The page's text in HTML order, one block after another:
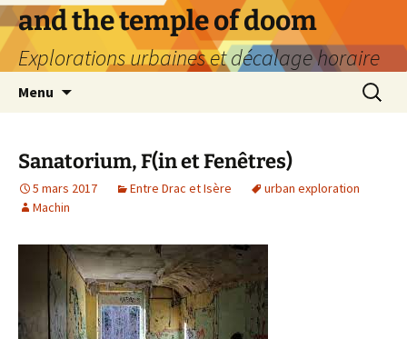
Aller
au
contenu
and the temple of doom
Explorations urbaines et décalage horaire
Menu
Sanatorium, F(in et Fenêtres)
5 mars 2017 Entre Drac et Isère
urban exploration
Machin